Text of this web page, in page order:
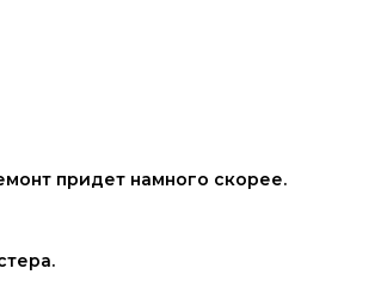
придет намного скорее.